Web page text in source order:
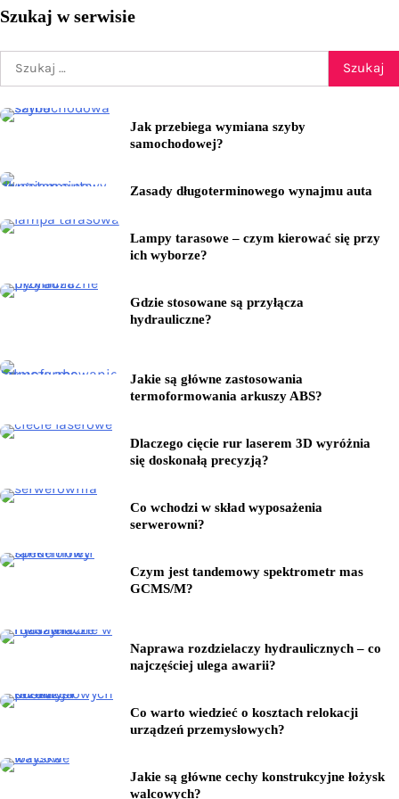
Szukaj w serwisie
Szukaj:
Jak przebiega wymiana szyby
samochodowej?
Zasady długoterminowego wynajmu auta
Lampy tarasowe – czym kierować się przy
ich wyborze?
Gdzie stosowane są przyłącza
hydrauliczne?
Jakie są główne zastosowania
termoformowania arkuszy ABS?
Dlaczego cięcie rur laserem 3D wyróżnia
się doskonałą precyzją?
Co wchodzi w skład wyposażenia
serwerowni?
Czym jest tandemowy spektrometr mas
GCMS/M?
Naprawa rozdzielaczy hydraulicznych – co
najczęściej ulega awarii?
Co warto wiedzieć o kosztach relokacji
urządzeń przemysłowych?
Jakie są główne cechy konstrukcyjne łożysk
walcowych?